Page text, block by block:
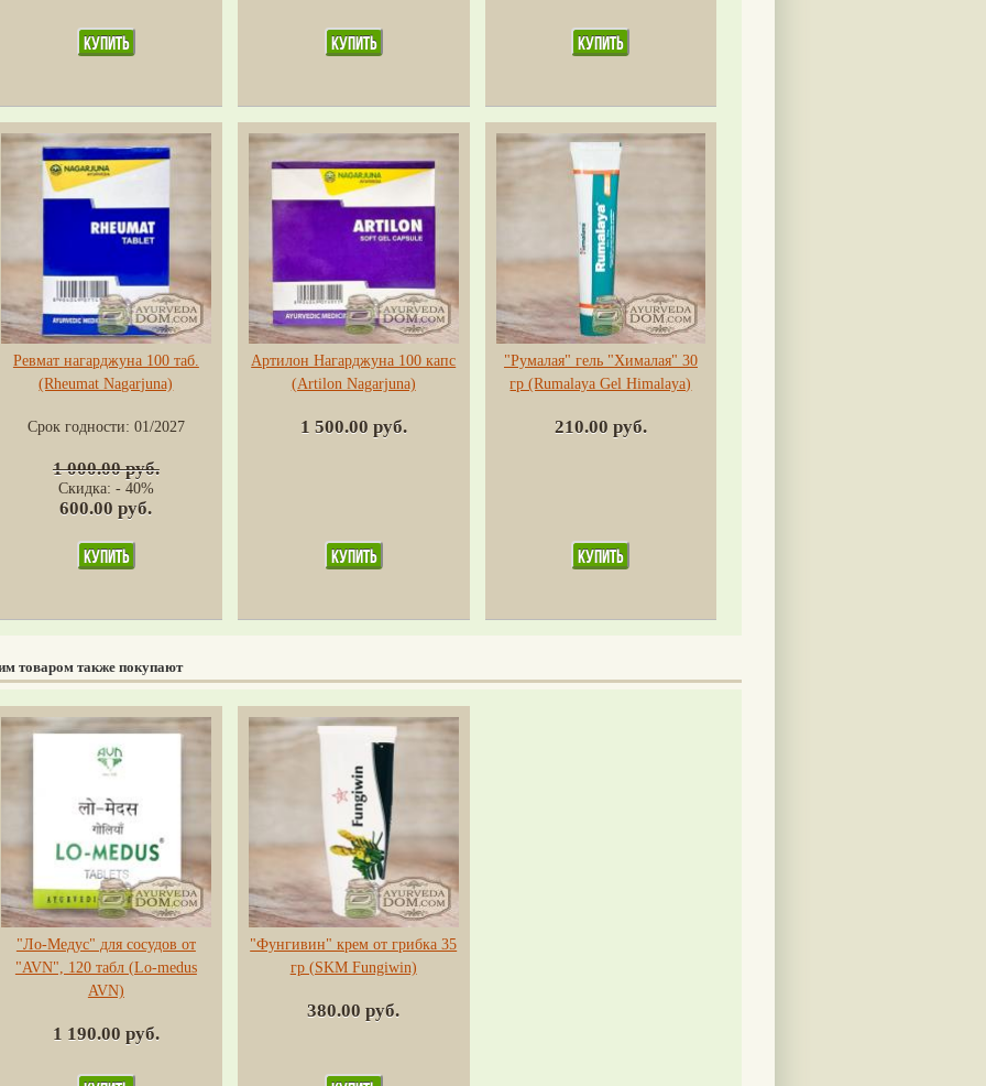
Ревмат нагарджуна 100 таб.
(Rheumat Nagarjuna)
Срок годности: 01/2027
1 000.00 руб.
Скидка: - 40%
600.00 руб.
Артилон Нагарджуна 100 капс
(Artilon Nagarjuna)
1 500.00 руб.
"Румалая" гель "Хималая" 30
гр (Rumalaya Gel Himalaya)
210.00 руб.
товаром также покупают
"Ло-Медус" для сосудов от
"AVN", 120 табл (Lo-medus
AVN)
1 190.00 руб.
"Фунгивин" крем от грибка 35
гр (SKM Fungiwin)
380.00 руб.